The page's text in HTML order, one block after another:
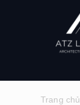
Trang chủ